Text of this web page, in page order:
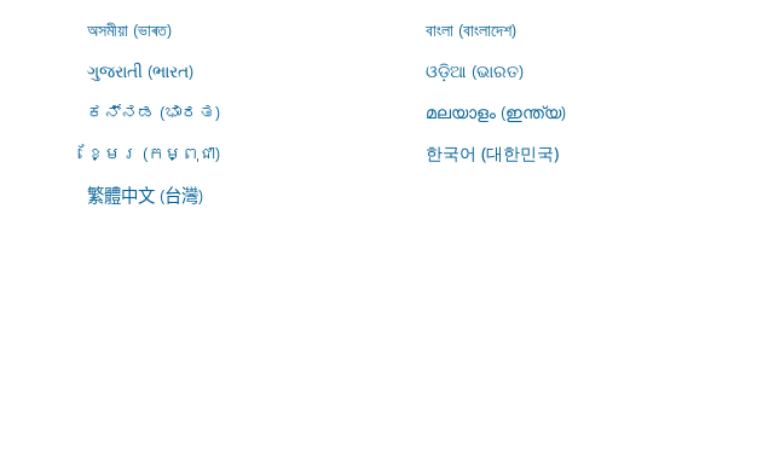
অসমীয়া (ভাৰত) বাংলা (বাংলাদেশ)
ગુજરાતી (ભારત)
ଓଡ଼ିଆ (ଭାରତ)
ಕನ್ನಡ (ಭಾರತ)
മലയാളം (ഇന്ത്യ)
ខ្មែរ (កម្ពុជា)
한국어 (대한민국)
繁體中文 (台灣)